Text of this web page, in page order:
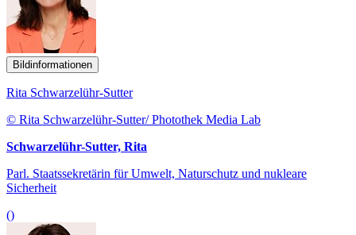
Bildinformationen
Rita Schwarzelühr-Sutter
© Rita Schwarzelühr-Sutter/ Photothek Media Lab
Schwarzelühr-Sutter, Rita
Parl. Staatssekretärin für Umwelt, Naturschutz und nukleare
Sicherheit
()